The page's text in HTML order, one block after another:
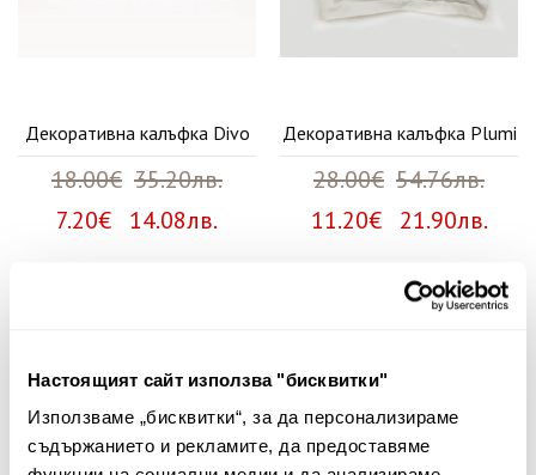
Настоящият сайт използва "бисквитки"
Използваме „бисквитки“, за да персонализираме
съдържанието и рекламите, да предоставяме
Декоративна калъфка Divo
18.00€ 35.20лв.
7.20€ 14.08лв.
Декоративна калъфка Plumi
28.00€ 54.76лв.
11.20€ 21.90лв.
Споделете Вашето мнение
Име